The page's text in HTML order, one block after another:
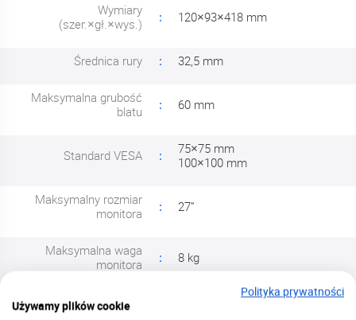
Wymiary
(szer.×gł.×wys.)
120×93×418 mm
Średnica rury 32,5 mm
Maksymalna grubość
blatu
60 mm
Standard VESA
75×75 mm
100×100 mm
Maksymalny rozmiar
monitora
27”
Maksymalna waga
monitora
8 kg
Maksymalna
wysokość monitora
Polityka prywatności
Używamy plików cookie